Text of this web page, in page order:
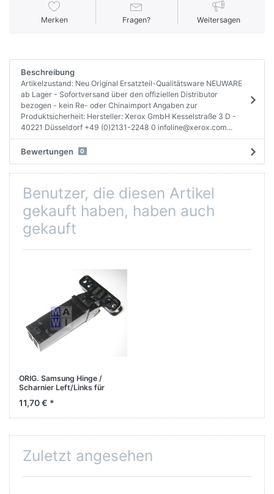
Merken Fragen? Weitersagen
Beschreibung
Artikelzustand: Neu Original Ersatzteil-Qualitätsware NEUWARE
ab Lager - Sofortversand über den offiziellen Distributor
bezogen - kein Re- oder Chinaimport Angaben zur
Produktsicherheit: Hersteller: Xerox GmbH Kesselstraße 3 D -
40221 Düsseldorf +49 (0)2131-2248 0 infoline@xerox.com...
Bewertungen 0
Benutzer, die diesen Artikel
gekauft haben, haben auch
gekauft
ORIG. Samsung Hinge /
Scharnier Left/Links für
C480FW C480FN
11,70 € *
Zuletzt angesehen